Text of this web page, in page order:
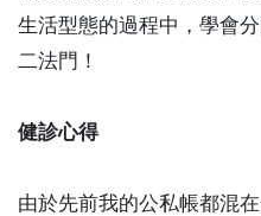
生活型態的過程中，學會
二法門！
健診心得
由於先前我的公私帳都混